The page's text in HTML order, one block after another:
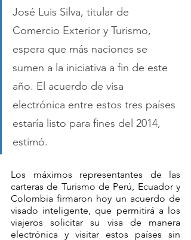
José Luis Silva, titular de
Comercio Exterior y Turismo,
espera que más naciones se
sumen a la iniciativa a fin de este
año. El acuerdo de visa
electrónica entre estos tres países
estaría listo para fines del 2014,
estimó.
Los máximos representantes de las
carteras de Turismo de Perú, Ecuador y
Colombia firmaron hoy un acuerdo de
visado inteligente, que permitirá a los
viajeros solicitar su visa de manera
electrónica y visitar estos países sin